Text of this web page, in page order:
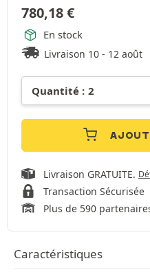
780,18€
En stock
Livraison 10 - 12 août
Livraison GRATUITE.
Transaction Sécurisée
Plus de 590
Caractéristiques